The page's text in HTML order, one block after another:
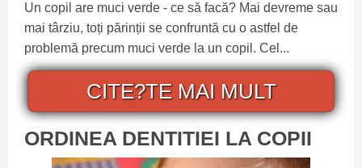
Un copil are muci verde - ce să facă? Mai devreme sau
mai târziu, toți părinții se confruntă cu o astfel de
problemă precum muci verde la un copil. Cel...
CITE?TE MAI MULT
ORDINEA DENTITIEI LA COPII